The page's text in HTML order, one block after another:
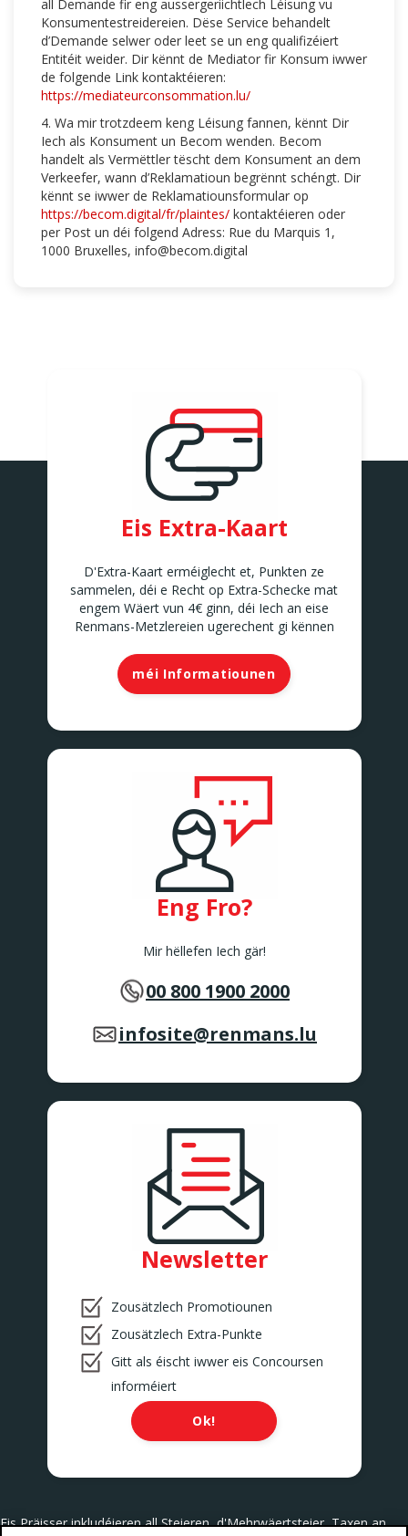
all Demande fir eng aussergeriichtlech Léisung vu
Konsumentestreidereien. Dëse Service behandelt
d’Demande selwer oder leet se un eng qualifizéiert
Entitéit weider. Dir kënnt de Mediator fir Konsum iwwer
de folgende Link kontaktéieren:
https://mediateurconsommation.lu/
4. Wa mir trotzdeem keng Léisung fannen, kënnt Dir
Iech als Konsument un Becom wenden. Becom
handelt als Vermëttler tëscht dem Konsument an dem
Verkeefer, wann d’Reklamatioun begrënnt schéngt. Dir
kënnt se iwwer de Reklamatiounsformular op
https://becom.digital/fr/plaintes/ kontaktéieren oder
per Post un déi folgend Adress: Rue du Marquis 1,
1000 Bruxelles, info@becom.digital
Eis Extra-Kaart
D'Extra-Kaart erméiglecht et, Punkten ze
sammelen, déi e Recht op Extra-Schecke mat
engem Wäert vun 4€ ginn, déi Iech an eise
Renmans-Metzlereien ugerechent gi kënnen
méi Informatiounen
Eng Fro?
Mir hëllefen Iech gär!
00 800 1900 2000
infosite@renmans.lu
Newsletter
Zousätzlech Promotiounen
Zousätzlech Extra-Punkte
Gitt als éischt iwwer eis Concoursen
informéiert
Ok!
Eis Präisser inkludéieren all Steieren, d'Mehrwäertsteier, Taxen an